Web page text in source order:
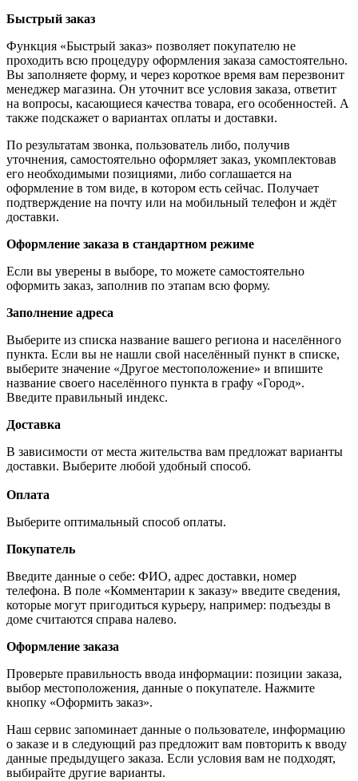
Быстрый заказ
Функция «Быстрый заказ» позволяет покупателю не
проходить всю процедуру оформления заказа самостоятельно.
Вы заполняете форму, и через короткое время вам перезвонит
менеджер магазина. Он уточнит все условия заказа, ответит
на вопросы, касающиеся качества товара, его особенностей. А
также подскажет о вариантах оплаты и доставки.
По результатам звонка, пользователь либо, получив
уточнения, самостоятельно оформляет заказ, укомплектовав
его необходимыми позициями, либо соглашается на
оформление в том виде, в котором есть сейчас. Получает
подтверждение на почту или на мобильный телефон и ждёт
доставки.
Оформление заказа в стандартном режиме
Если вы уверены в выборе, то можете самостоятельно
оформить заказ, заполнив по этапам всю форму.
Заполнение адреса
Выберите из списка название вашего региона и населённого
пункта. Если вы не нашли свой населённый пункт в списке,
выберите значение «Другое местоположение» и впишите
название своего населённого пункта в графу «Город».
Введите правильный индекс.
Доставка
В зависимости от места жительства вам предложат варианты
доставки. Выберите любой удобный способ.
Оплата
Выберите оптимальный способ оплаты.
Покупатель
Введите данные о себе: ФИО, адрес доставки, номер
телефона. В поле «Комментарии к заказу» введите сведения,
которые могут пригодиться курьеру, например: подъезды в
доме считаются справа налево.
Оформление заказа
Проверьте правильность ввода информации: позиции заказа,
выбор местоположения, данные о покупателе. Нажмите
кнопку «Оформить заказ».
Наш сервис запоминает данные о пользователе, информацию
о заказе и в следующий раз предложит вам повторить к вводу
данные предыдущего заказа. Если условия вам не подходят,
выбирайте другие варианты.